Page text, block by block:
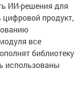
ИИ-решения для
цифровой продукт,
все
библиотеку
использованы